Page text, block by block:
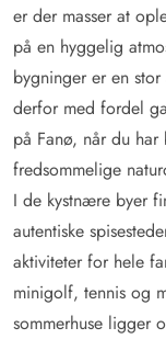
er der masser at
på en hyggelig
bygninger er en
derfor med fordel
på Fanø, når du
fredsommelige
I de kystnære byer
autentiske
aktiviteter for hele
minigolf, tennis og
sommerhuse ligger